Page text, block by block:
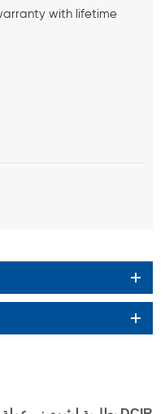
with lifetime